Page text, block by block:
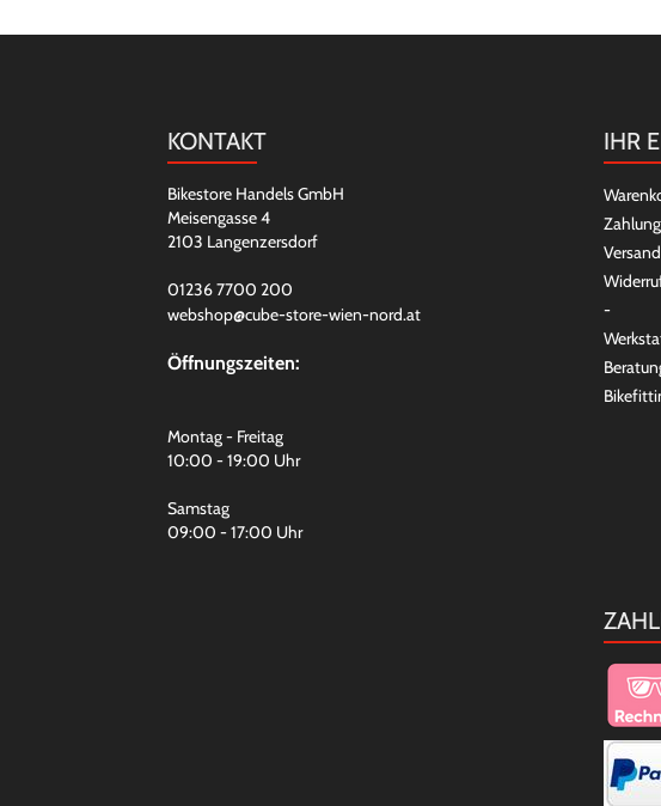
KONTAKT
Bikestore Handels GmbH
Meisengasse 4
2103 Langenzersdorf
01236 7700 200
webshop@cube-store-wien-nord.at
Öffnungszeiten:
Montag - Freitag
10:00 - 19:00 Uhr
Samstag
09:00 - 17:00 Uhr
IHR
-